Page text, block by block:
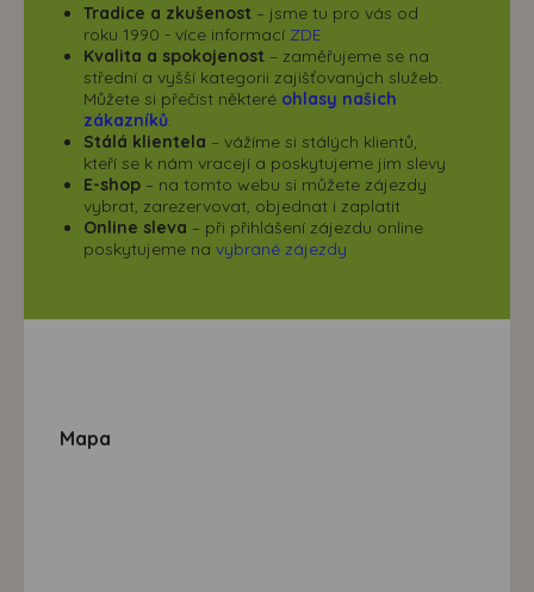
Tradice a zkušenost – jsme tu pro vás od
roku 1990 - více informací ZDE
Kvalita a spokojenost – zaměřujeme se na
střední a vyšší kategorii zajišťovaných služeb.
Můžete si přečíst některé ohlasy našich
zákazníků.
Stálá klientela – vážíme si stálých klientů,
kteří se k nám vracejí a poskytujeme jim slevy
E-shop – na tomto webu si můžete zájezdy
vybrat, zarezervovat, objednat i zaplatit
Online sleva – při přihlášení zájezdu online
poskytujeme na vybrané zájezdy
Mapa